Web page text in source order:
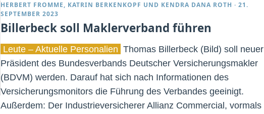
HERBERT FROMME, KATRIN BERKENKOPF UND KENDRA DANA ROTH · 21.
SEPTEMBER 2023
Billerbeck soll Maklerverband führen
Leute – Aktuelle Personalien Thomas Billerbeck (Bild) soll neuer
Präsident des Bundesverbands Deutscher Versicherungsmakler
(BDVM) werden. Darauf hat sich nach Informationen des
Versicherungsmonitors die Führung des Verbandes geeinigt.
Außerdem: Der Industrieversicherer Allianz Commercial, vormals